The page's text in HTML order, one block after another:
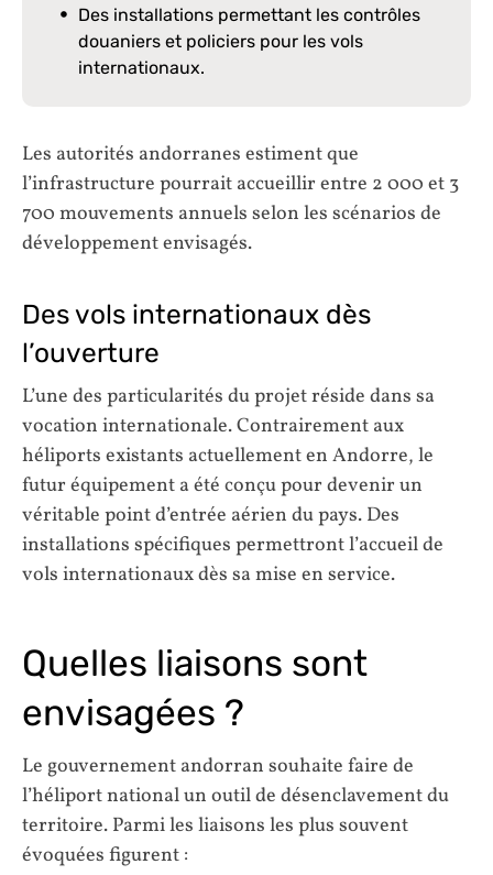
Des installations permettant les contrôles
douaniers et policiers pour les vols
internationaux.
Les autorités andorranes estiment que
l’infrastructure pourrait accueillir entre 2 000 et 3
700 mouvements annuels selon les scénarios de
développement envisagés.
Des vols internationaux dès
l’ouverture
L’une des particularités du projet réside dans sa
vocation internationale. Contrairement aux
héliports existants actuellement en Andorre, le
futur équipement a été conçu pour devenir un
véritable point d’entrée aérien du pays. Des
installations spécifiques permettront l’accueil de
vols internationaux dès sa mise en service.
Quelles liaisons sont
envisagées ?
Le gouvernement andorran souhaite faire de
l’héliport national un outil de désenclavement du
territoire. Parmi les liaisons les plus souvent
évoquées figurent :